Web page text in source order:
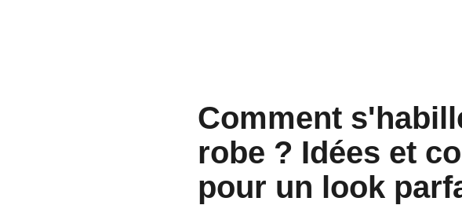
Comment
robe ? Idées et
pour un look